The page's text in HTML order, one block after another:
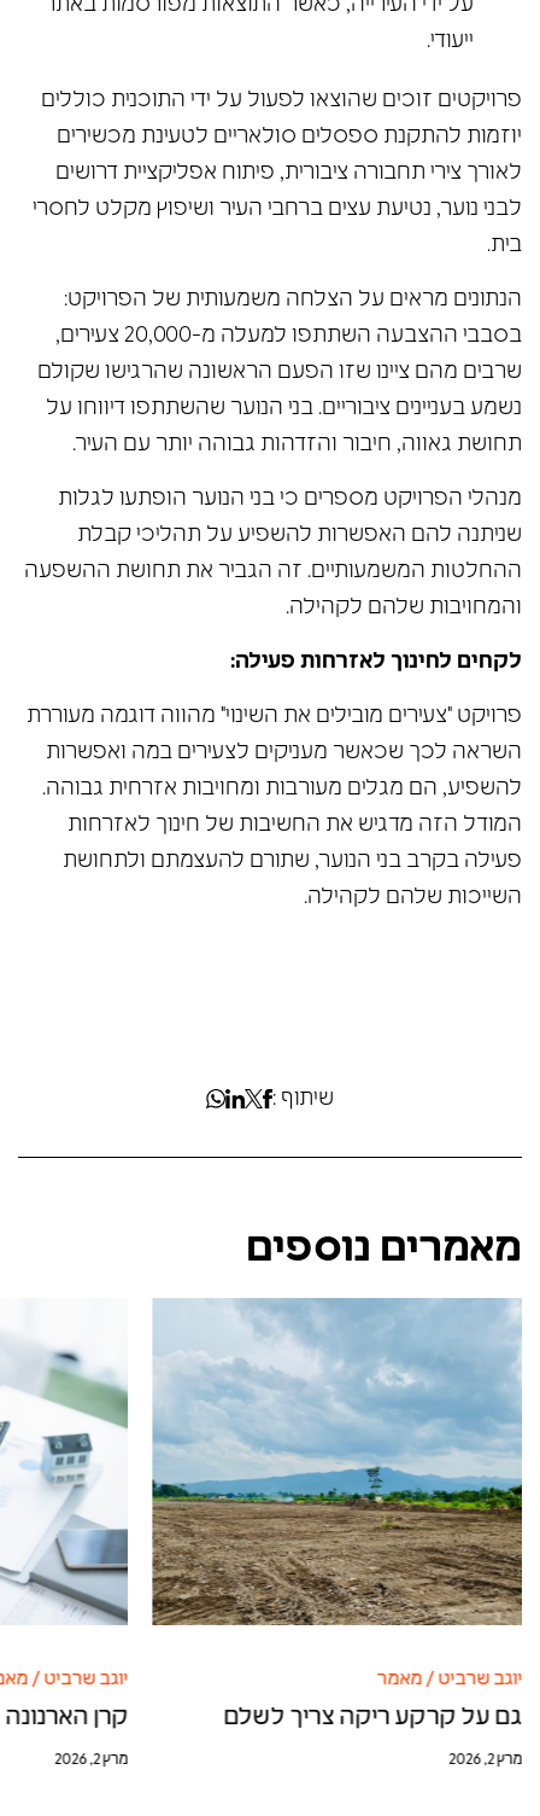
על ידי העירייה, כאשר התוצאות מפורסמות באתר
ייעודי.
פרויקטים זוכים שהוצאו לפעול על ידי התוכנית כוללים
יוזמות להתקנת ספסלים סולאריים לטעינת מכשירים
לאורך צירי תחבורה ציבורית, פיתוח אפליקציית דרושים
לבני נוער, נטיעת עצים ברחבי העיר ושיפוץ מקלט לחסרי
בית.
הנתונים מראים על הצלחה משמעותית של הפרויקט:
בסבבי ההצבעה השתתפו למעלה מ-20,000 צעירים,
שרבים מהם ציינו שזו הפעם הראשונה שהרגישו שקולם
נשמע בעניינים ציבוריים. בני הנוער שהשתתפו דיווחו על
תחושת גאווה, חיבור והזדהות גבוהה יותר עם העיר.
מנהלי הפרויקט מספרים כי בני הנוער הופתעו לגלות
שניתנה להם האפשרות להשפיע על תהליכי קבלת
ההחלטות המשמעותיים. זה הגביר את תחושת ההשפעה
והמחויבות שלהם לקהילה.
לקחים לחינוך לאזרחות פעילה:
פרויקט "צעירים מובילים את השינוי" מהווה דוגמה מעוררת
השראה לכך שכאשר מעניקים לצעירים במה ואפשרות
להשפיע, הם מגלים מעורבות ומחויבות אזרחית גבוהה.
המודל הזה מדגיש את החשיבות של חינוך לאזרחות
פעילה בקרב בני הנוער, שתורם להעצמתם ולתחושת
השייכות שלהם לקהילה.
שיתוף :
מאמרים נוספים
יוגב שרביט / מאמר
גם על קרקע ריקה צריך לשלם
מרץ 2, 2026
יוגב שרביט /
קרן
מרץ 2, 2026